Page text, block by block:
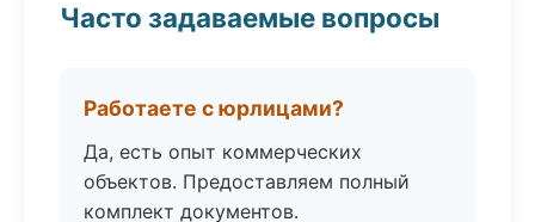
Часто задаваемые вопросы
Работаете с юрлицами?
Да, есть опыт коммерческих
объектов. Предоставляем полный
комплект документов.